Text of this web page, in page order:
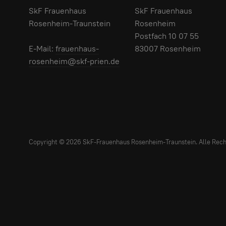
SkF Frauenhaus
Rosenheim-Traunstein
E-Mail: frauenhaus-
rosenheim@skf-prien.de
SkF Frauenhaus
Rosenheim
Postfach 10 07 55
83007 Rosenheim
Copyright © 2026 SkF-Frauenhaus Rosenheim-Traunstein. Alle